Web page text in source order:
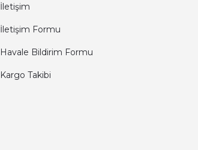
İletişim
İletişim Formu
Havale Bildirim Formu
Kargo Takibi